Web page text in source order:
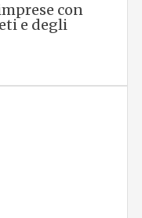
con
e degli